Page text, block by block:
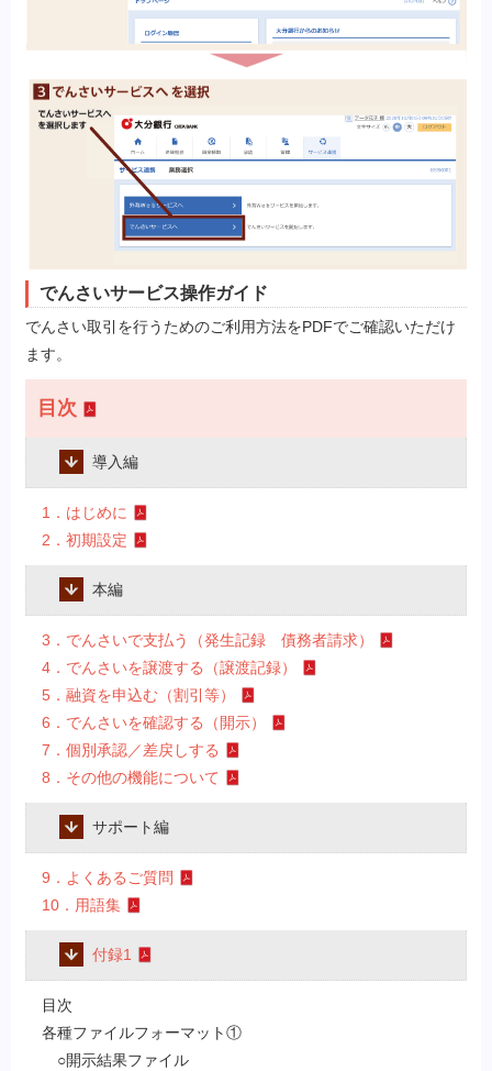
でんさいサービス操作ガイド
でんさい取引を行うためのご利用方法をPDFでご確認いただけ
ます。
目次
導入編
1．はじめに
2．初期設定
本編
3．でんさいで支払う（発生記録 債務者請求）
4．でんさいを譲渡する（譲渡記録）
5．融資を申込む（割引等）
6．でんさいを確認する（開示）
7．個別承認／差戻しする
8．その他の機能について
サポート編
9．よくあるご質問
10．用語集
付録1
目次
各種ファイルフォーマット①
○開示結果ファイル